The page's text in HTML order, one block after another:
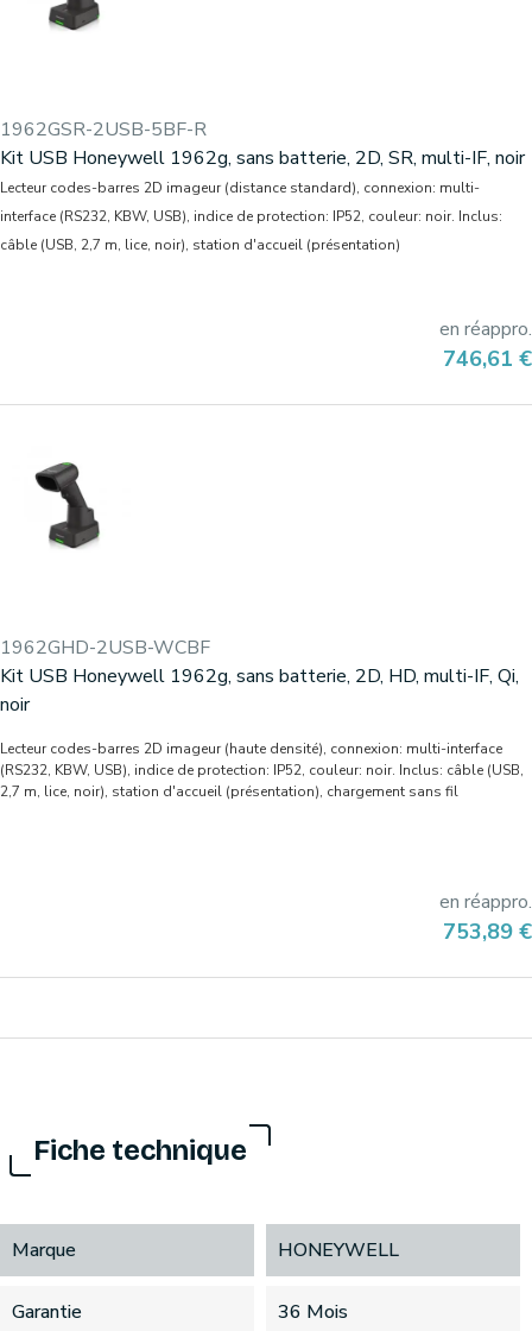
1962GSR-2USB-5BF-R
Kit USB Honeywell 1962g, sans batterie, 2D, SR, multi-IF, noir
Lecteur codes-barres 2D imageur (distance standard), connexion: multi-
interface (RS232, KBW, USB), indice de protection: IP52, couleur: noir. Inclus:
câble (USB, 2,7 m, lice, noir), station d'accueil (présentation)
en réappro.
Prix
746,61 €
1962GHD-2USB-WCBF
Kit USB Honeywell 1962g, sans batterie, 2D, HD, multi-IF, Qi,
noir
Lecteur codes-barres 2D imageur (haute densité), connexion: multi-interface
(RS232, KBW, USB), indice de protection: IP52, couleur: noir. Inclus: câble (USB,
2,7 m, lice, noir), station d'accueil (présentation), chargement sans fil
en réappro.
Prix
753,89 €
Fiche technique
Marque HONEYWELL
Garantie 36 Mois